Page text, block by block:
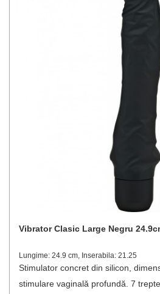
Vibrator Clasic Large Negru
Lungime: 24.9 cm, Inserabila: 21.25
Stimulator concret din silicon,
stimulare vaginală profundă. 7